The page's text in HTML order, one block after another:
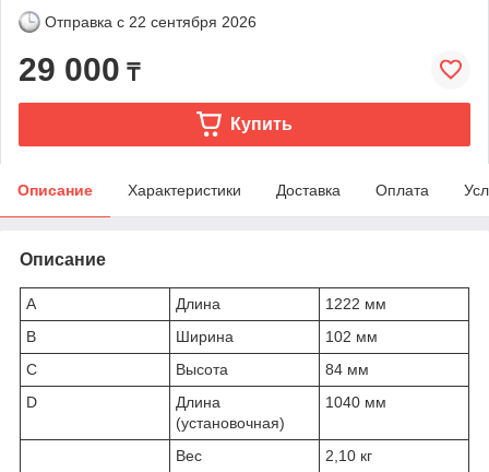
Отправка с 22 сентября 2026
29 000 ₸
Купить
Описание Характеристики Доставка Оплата
Описание
A Длина
1222 мм
B
Ширина
102 мм
C
Высота
84 мм
D
Длина
(установочная)
1040 мм
Вес
2,10 кг